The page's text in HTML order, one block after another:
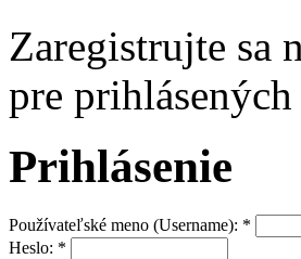
Zaregistrujte sa
pre
Prihlásenie
Používateľské meno (Username): *
Heslo: *